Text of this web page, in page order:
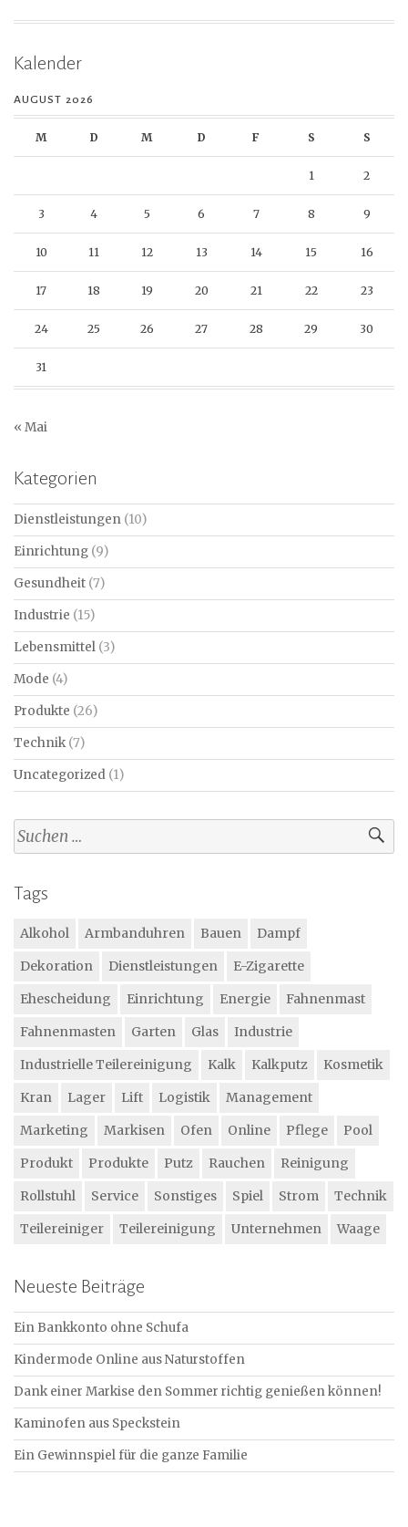
Kalender
AUGUST 2026
M D M D F S S
1 2
3 4 5 6 7 8 9
10 11 12 13 14 15 16
17 18 19 20 21 22 23
24 25 26 27 28 29 30
31
« Mai
Kategorien
Dienstleistungen (10)
Einrichtung (9)
Gesundheit (7)
Industrie (15)
Lebensmittel (3)
Mode (4)
Produkte (26)
Technik(7)
Uncategorized (1)
Suchen
nach:
Tags
Alkohol Armbanduhren Bauen
Dampf
Dekoration
Dienstleistungen
E-Zigarette
Ehescheidung
Einrichtung Energie
Fahnenmast
Fahnenmasten
Garten Glas
Industrie
Industrielle Teilereinigung
Kalk Kalkputz
Kosmetik
Kran
Lager Lift Logistik
Management
Marketing
Markisen Ofen Online Pflege
Pool
Produkt
Produkte Putz Rauchen
Reinigung
Rollstuhl
Service Sonstiges Spiel Strom
Technik
Teilereiniger
Teilereinigung Unternehmen Waage
Neueste Beiträge
Ein Bankkonto ohne Schufa
Kindermode Online aus Naturstoffen
Dank einer Markise den Sommer richtig genießen können!
Kaminofen aus Speckstein
Ein Gewinnspiel für die ganze Familie